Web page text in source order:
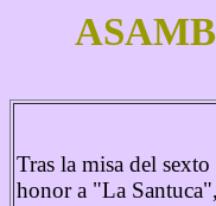
Tras la misa del
honor a "La